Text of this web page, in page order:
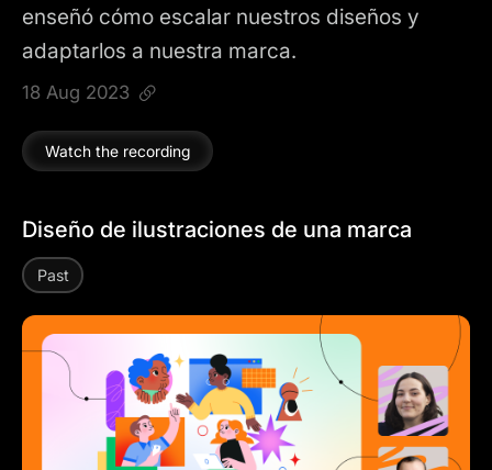
enseñó cómo escalar nuestros diseños y
adaptarlos a nuestra marca.
18 Aug 2023
Watch the recording
Diseño de ilustraciones de una marca
Past